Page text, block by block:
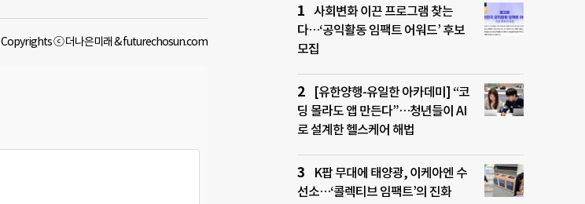
Copyrights ⓒ 더나은미래 & futurechosun.com
사회변화 이끈 프로그램 찾는
다…‘공익활동 임팩트 어워드’ 후보
모집
[유한양행-유일한 아카데미] “코
딩 몰라도 앱 만든다”…청년들이 AI
로 설계한 헬스케어 해법
K팝 무대에 태양광, 이케아엔 수
선소…‘콜렉티브 임팩트’의 진화